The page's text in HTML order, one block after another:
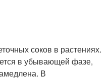
соков в растениях.
в убывающей фазе,
В